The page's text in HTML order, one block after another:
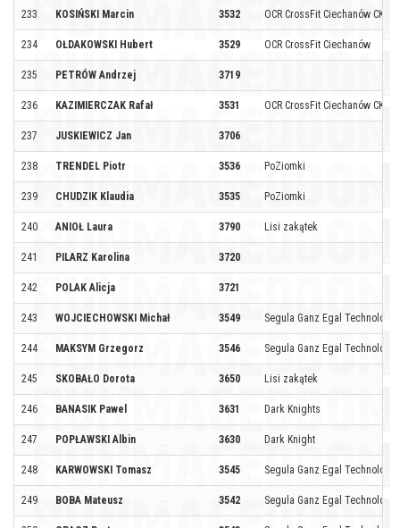
233 KOSIŃSKI Marcin 3532 OCR CrossFit Ciechanów CKB
234 OŁDAKOWSKI Hubert 3529 OCR CrossFit Ciechanów
235 PETRÓW Andrzej 3719
236 KAZIMIERCZAK Rafał 3531 OCR CrossFit Ciechanów CKB
237 JUSKIEWICZ Jan 3706
238 TRENDEL Piotr 3536 PoZiomki
239 CHUDZIK Klaudia 3535 PoZiomki
240 ANIOŁ Laura 3790 Lisi zakątek
241 PILARZ Karolina 3720
242 POLAK Alicja 3721
243 WOJCIECHOWSKI Michał 3549 Segula Ganz Egal
244 MAKSYM Grzegorz 3546 Segula Ganz Egal
245 SKOBAŁO Dorota 3650 Lisi zakątek
246 BANASIK Pawel 3631 Dark Knights
247 POPŁAWSKI Albin 3630 Dark Knight
248 KARWOWSKI Tomasz 3545 Segula Ganz Egal
249 BOBA Mateusz 3542 Segula Ganz Egal